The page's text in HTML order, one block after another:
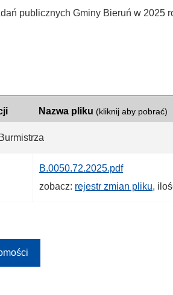
publicznych Gminy Bieruń w 2025
Nazwa pliku (kliknij aby pobrać)
B.0050.72.2025.pdf
zobacz: rejestr zmian pliku,